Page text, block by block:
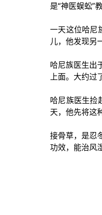
是“神医蜈蚣”
一天这位哈尼
儿，他发现另
哈尼族医生出
上面。大约过
哈尼族医生捡
天，他先将这
接骨草，是忍
功效，能治风